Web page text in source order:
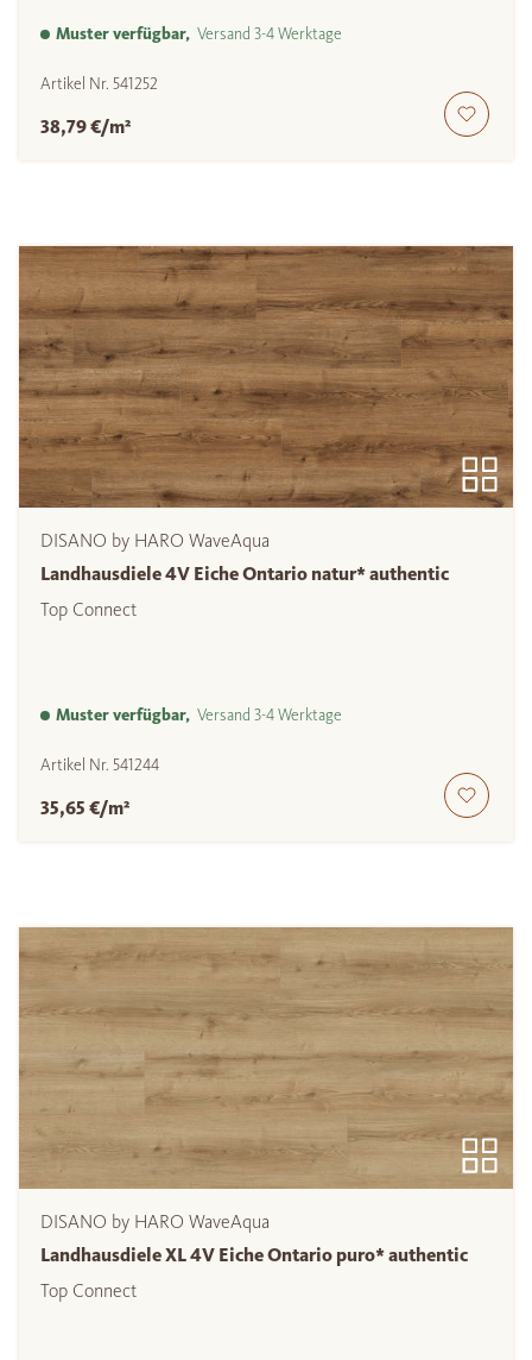
Muster verfügbar, Versand 3-4 Werktage
Artikel Nr. 541252
38,79 €/m²
DISANO by HARO WaveAqua
Landhausdiele 4V Eiche Ontario natur* authentic
Top Connect
Muster verfügbar, Versand 3-4 Werktage
Artikel Nr. 541244
35,65 €/m²
DISANO by HARO WaveAqua
Landhausdiele XL 4V Eiche Ontario puro* authentic
Top Connect